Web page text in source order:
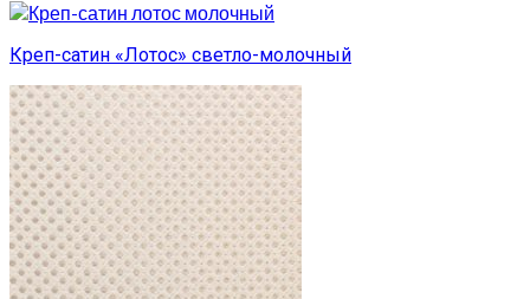
Креп-сатин «Лотос» светло-молочный